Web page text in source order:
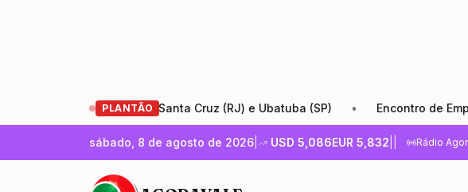
PLANTÃO
Rio-Santos entre Santa Cruz (RJ) e Ubatuba (SP) • Encontro de
sábado, 8 de agosto de 2026 USD 5,086EUR 5,832 Rádio